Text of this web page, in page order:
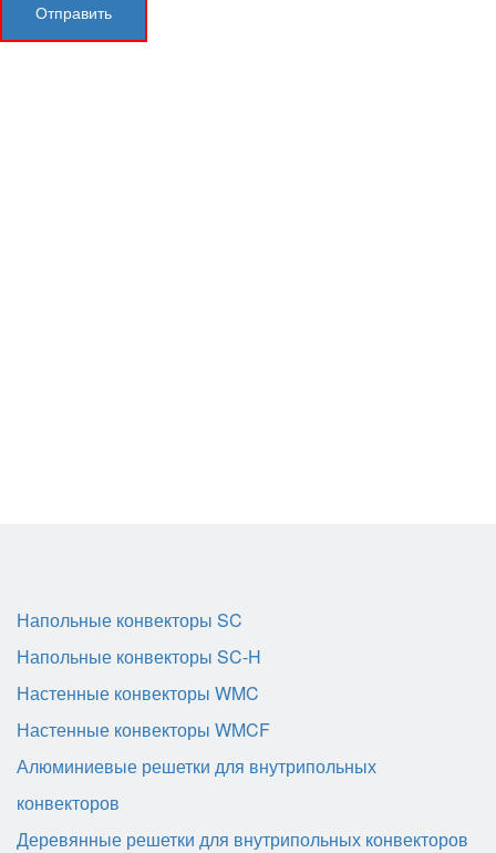
Отправить
Напольные конвекторы SC
Напольные конвекторы SC-H
Настенные конвекторы WMC
Настенные конвекторы WMCF
Алюминиевые решетки для внутрипольных
конвекторов
Деревянные решетки для внутрипольных конвекторов